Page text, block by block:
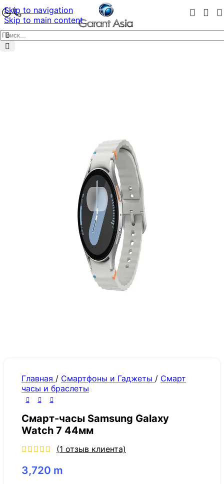
Skip to navigation
Skip to main content
Главная / Смартфоны и Гаджеты / Смарт
часы и браслеты
Смарт-часы Samsung Galaxy
Watch 7 44мм
(1 отзыв клиента)
3,720 m